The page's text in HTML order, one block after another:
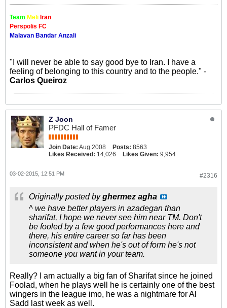
Team Meli Iran
Perspolis FC
Malavan Bandar Anzali
"I will never be able to say good bye to Iran. I have a
feeling of belonging to this country and to the people." -
Carlos Queiroz
Z Joon
PFDC Hall of Famer
Join Date: Aug 2008 Posts: 8563
Likes Received: 14,026 Likes Given: 9,954
#2316
03-02-2015, 12:51 PM
Originally posted byghermez agha
^ we have better players in azadegan than
sharifat, I hope we never see him near TM. Don't
be fooled by a few good performances here and
there, his entire career so far has been
inconsistent and when he's out of form he's not
someone you want in your team.
Really? I am actually a big fan of Sharifat since he joined
Foolad, when he plays well he is certainly one of the best
wingers in the league imo, he was a nightmare for Al
Sadd last week as well.